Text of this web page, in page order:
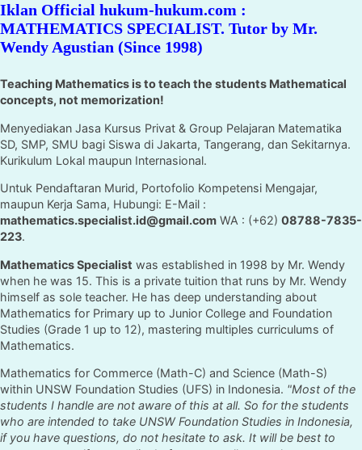
Iklan Official hukum-hukum.com :
MATHEMATICS SPECIALIST. Tutor by Mr.
Wendy Agustian (Since 1998)
Teaching Mathematics is to teach the students Mathematical
concepts, not memorization!
Menyediakan Jasa Kursus Privat & Group Pelajaran Matematika
SD, SMP, SMU bagi Siswa di Jakarta, Tangerang, dan Sekitarnya.
Kurikulum Lokal maupun Internasional.
Untuk Pendaftaran Murid, Portofolio Kompetensi Mengajar,
maupun Kerja Sama, Hubungi: E-Mail :
mathematics.specialist.id@gmail.com WA : (+62) 08788-7835-
223.
Mathematics Specialist was established in 1998 by Mr. Wendy
when he was 15. This is a private tuition that runs by Mr. Wendy
himself as sole teacher. He has deep understanding about
Mathematics for Primary up to Junior College and Foundation
Studies (Grade 1 up to 12), mastering multiples curriculums of
Mathematics.
Mathematics for Commerce (Math-C) and Science (Math-S)
within UNSW Foundation Studies (UFS) in Indonesia. "Most of the
students I handle are not aware of this at all. So for the students
who are intended to take UNSW Foundation Studies in Indonesia,
if you have questions, do not hesitate to ask. It will be best to